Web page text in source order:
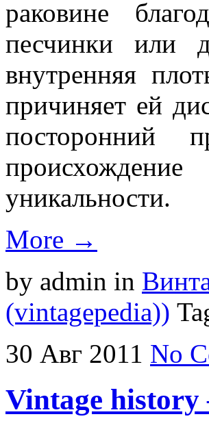
раковине
песчинки или
внутренняя
причиняет ей
посторонний
уникальности.
More →
by admin in
(vintagepedia))
30 Авг 2011 No
Vintage